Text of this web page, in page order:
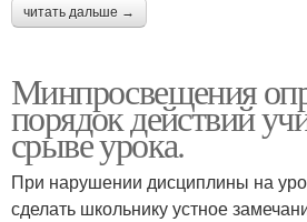
читать дальше →
Минпросвещения
порядок действий
срыве урока.
При нарушении дисциплины на
сделать школьнику устное